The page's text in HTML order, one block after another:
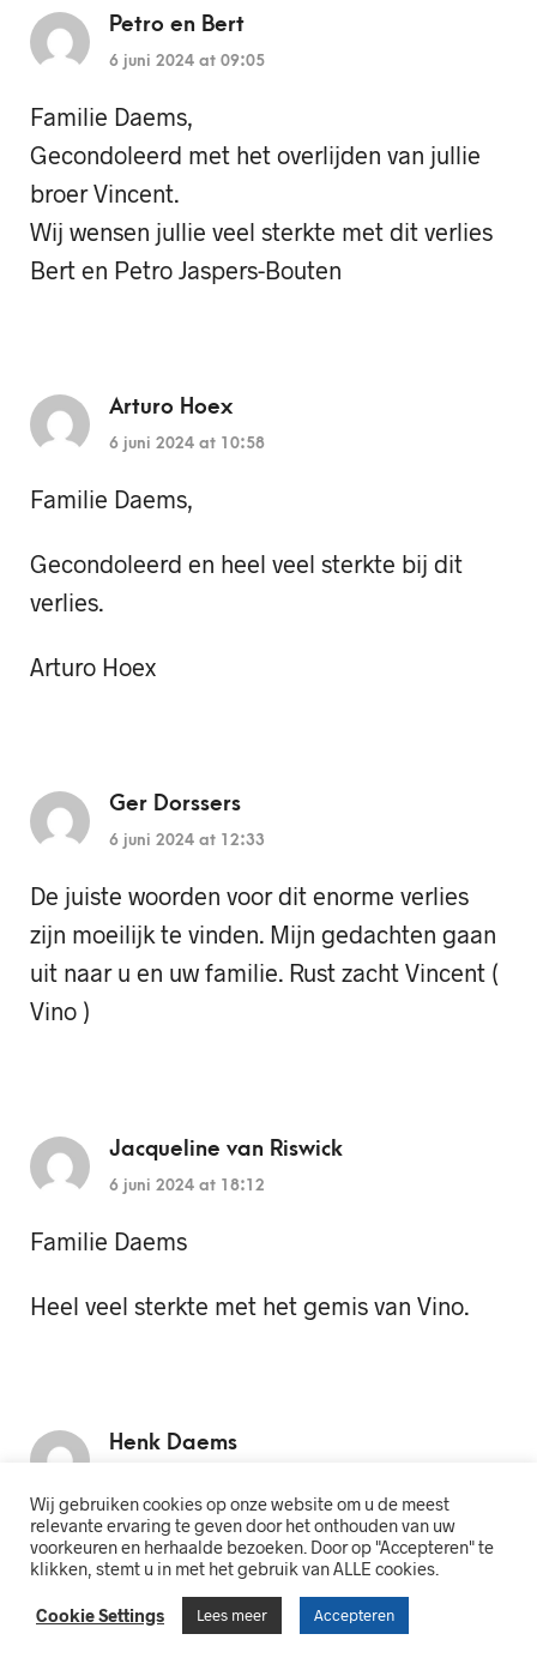
Petro en Bert
6 juni 2024 at 09:05
Familie Daems,
Gecondoleerd met het overlijden van jullie
broer Vincent.
Wij wensen jullie veel sterkte met dit verlies
Bert en Petro Jaspers-Bouten
Arturo Hoex
6 juni 2024 at 10:58
Familie Daems,
Gecondoleerd en heel veel sterkte bij dit
verlies.
Arturo Hoex
Ger Dorssers
6 juni 2024 at 12:33
De juiste woorden voor dit enorme verlies
zijn moeilijk te vinden. Mijn gedachten gaan
uit naar u en uw familie. Rust zacht Vincent (
Vino )
Jacqueline van Riswick
6 juni 2024 at 18:12
Familie Daems
Heel veel sterkte met het gemis van Vino.
Henk Daems
Familie Daems gecondoleerd met het , niet
te bevatten , veel te vroeg moeten los laten
van jullie Vincent ( ” El Vino ” )
Wij gebruiken cookies op onze website om u de meest
relevante ervaring te geven door het onthouden van uw
voorkeuren en herhaalde bezoeken. Door op "Accepteren" te
klikken, stemt u in met het gebruik van ALLE cookies.
Cookie Settings Lees meer Accepteren